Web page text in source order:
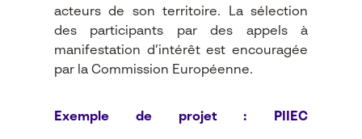
acteurs de son territoire. La sélection
des participants par des appels à
manifestation d’intérêt est encouragée
par la Commission Européenne.
Exemple de projet : PIIEC